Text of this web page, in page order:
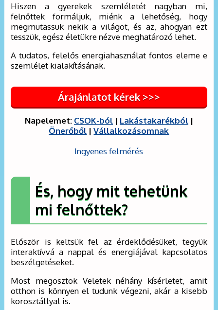
Hiszen a gyerekek szemléletét nagyban mi,
felnőttek formáljuk, miénk a lehetőség, hogy
megmutassuk nekik a világot, és az, ahogyan ezt
tesszük, egész életükre nézve meghatározó lehet.
A tudatos, felelős energiahasználat fontos eleme e
szemlélet kialakításának.
Árajánlatot kérek >>>
Napelemet: CSOK-ból| Lakástakarékból|
Önerőből |Vállalkozásomnak
Ingyenes felmérés
És, hogy mit tehetünk
mi felnőttek?
Először is keltsük fel az érdeklődésüket, tegyük
interaktívvá a nappal és energiájával kapcsolatos
beszélgetéseket.
Most megosztok Veletek néhány kísérletet, amit
otthon is könnyen el tudunk végezni, akár a kisebb
korosztállyal is.